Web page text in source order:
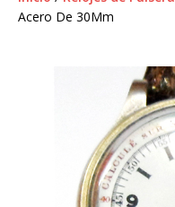
Acero De 30Mm